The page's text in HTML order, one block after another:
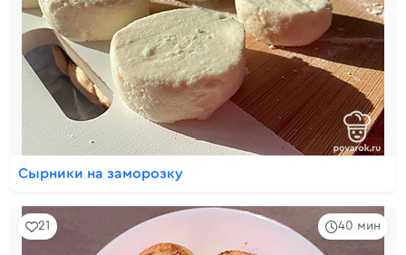
Сырники на заморозку
40 мин
21